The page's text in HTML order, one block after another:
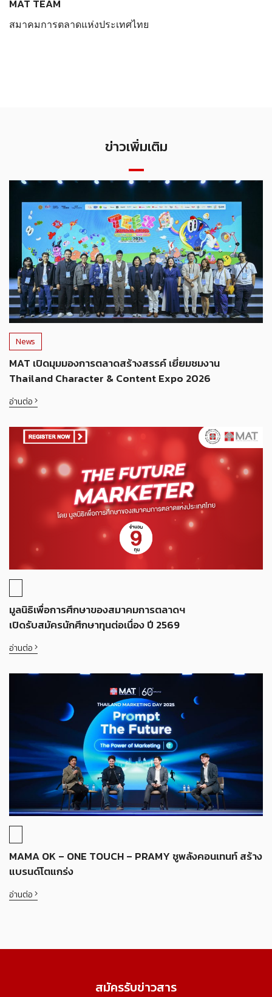
MAT TEAM
สมาคมการตลาดแห่งประเทศไทย
ข่าวเพิ่มเติม
News
MAT เปิดมุมมองการตลาดสร้างสรรค์ เยี่ยมชมงาน
Thailand Character & Content Expo 2026
อ่านต่อ
มูลนิธิเพื่อการศึกษาของสมาคมการตลาดฯ
เปิดรับสมัครนักศึกษาทุนต่อเนื่อง ปี 2569
อ่านต่อ
MAMA OK – ONE TOUCH – PRAMY ชูพลังคอนเทนท์ สร้าง
แบรนด์โตแกร่ง
อ่านต่อ
สมัครรับข่าวสาร